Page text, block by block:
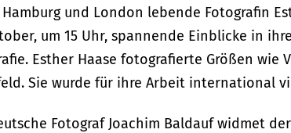
und London lebende Fotografin
um 15 Uhr, spannende Einblicke in
Esther Haase fotografierte Größen wie
Sie wurde für ihre Arbeit international
Fotograf Joachim Baldauf widmet